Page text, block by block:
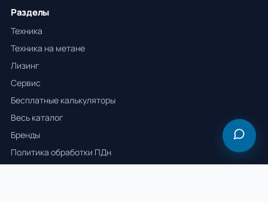
Разделы
Техника
Техника на метане
Лизинг
Сервис
Бесплатные калькуляторы
Весь каталог
Бренды
Политика обработки ПДн